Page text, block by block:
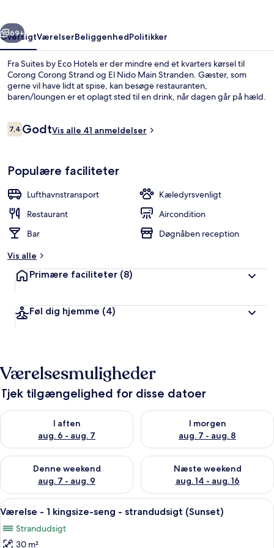
Næste
69+
OversigtVærelserBeliggenhedPolitikker
Fra Suites by Eco Hotels er der mindre end et kvarters kørsel til
Corong Corong Strand og El Nido Main Stranden. Gæster, som
gerne vil have lidt at spise, kan besøge restauranten,
baren/loungen er et oplagt sted til en drink, når dagen går på hæld.
Anmeldelser
7,47,4 ud af 10.
GodtVis alle 41 anmeldelser
Populære faciliteter
Lufthavnstransport
Kæledyrsvenligt
Restaurant
Aircondition
Bar
Døgnåben reception
Vis alle
Primære faciliteter (8)
Føl dig hjemme (4)
Værelsesmuligheder
Tjek tilgængelighed for disse datoer
I aften
aug. 6 - aug. 7
Tjek tilgængelighed for i aften aug. 6 - aug. 7
I morgen
aug. 7 - aug. 8
Tjek tilgængelighed for i
Denne weekend
aug. 7 - aug. 9
Tjek tilgængelighed for denne weekend aug. 7 - aug. 9
Næste weekend
aug. 14 - aug. 16
Tjek tilgængelighed for næste
Indlæs
alle
billeder
Et værelse med udsigt til en
11
Værelse - 1 kingsize-seng - strandudsigt (Sunset)
Strandudsigt
30 m²